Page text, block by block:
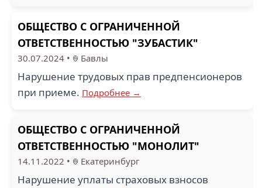
ОБЩЕСТВО С ОГРАНИЧЕННОЙ
ОТВЕТСТВЕННОСТЬЮ "ЗУБАСТИК"
30.07.2024 • Бавлы
Нарушение трудовых прав предпенсионеров
при приеме. Подробнее →
ОБЩЕСТВО С ОГРАНИЧЕННОЙ
ОТВЕТСТВЕННОСТЬЮ "МОНОЛИТ"
14.11.2022 • Екатеринбург
Нарушение уплаты страховых взносов